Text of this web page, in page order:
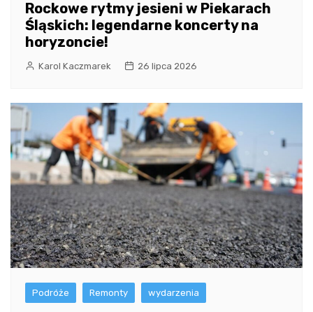
Rockowe rytmy jesieni w Piekarach
Śląskich: legendarne koncerty na
horyzoncie!
Karol Kaczmarek 26 lipca 2026
Podróże Remonty wydarzenia